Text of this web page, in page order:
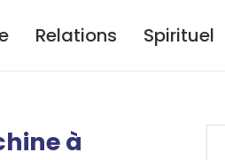
Relations Spirituel
à